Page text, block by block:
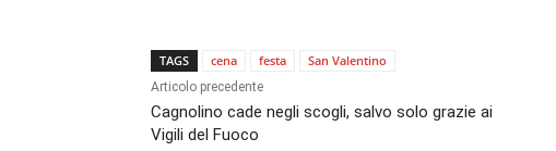
TAGS cena festa San Valentino
Articolo precedente
Cagnolino cade negli scogli, salvo solo grazie ai
Vigili del Fuoco